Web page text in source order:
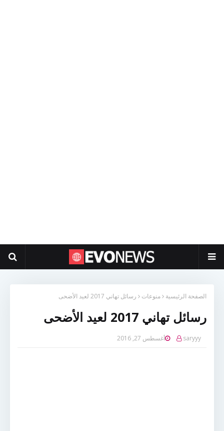
الصفحة الرئيسية منوعات رسائل تهاني 2017 لعيد الأضحى
رسائل تهاني 2017 لعيد الأضحى
saryyy أغسطس 27, 2016